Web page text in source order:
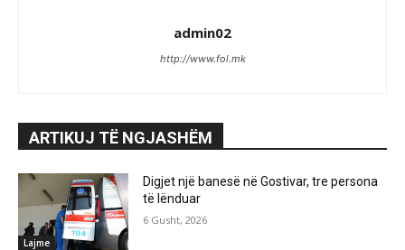
admin02
http://www.fol.mk
ARTIKUJ TË NGJASHËM
Lajme
Digjet një banesë në Gostivar, tre persona
të lënduar
6 Gusht, 2026